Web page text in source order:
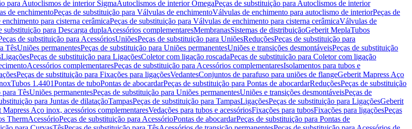
para Autoclismos de interior SigmaAutoclismos de interior OmegaPeças de substituição para Autoclismos de interior
de enchimentoPeças de substituição para Válvulas de enchimentoVálvulas de enchimento para autoclismo de interiorPeças de
para cisterna cerâmicaPeças de substituição para Válvulas de enchimento para cisterna cerâmicaVálvulas de
substituição para Descarga duplaAcessórios complementaresMembranasSistemas de distribuiçãoGeberit MeplaTubos
de substituição para AcessóriosUniõesPeças de substituição para UniõesReduçõesPeças de substituição para
TêsUniões permanentesPeças de substituição para Uniões permanentesUniões e transições desmontáveisPeças de substituição
LigaçõesPeças de substituição para LigaçõesColetor com ligação roscadaPeças de substituição para Coletor com ligação
Acessórios complementaresPeças de substituição para Acessórios complementaresIsolamentos para tubos e
Peças de substituição para Fixações para ligaçõesVedantesConjuntos de parafuso para uniões de flangeGeberit Mapress Aço
Tubos 1.4401Pontas de tuboPontas de abocardarPeças de substituição para Pontas de abocardarReduçõesPeças de substituição
para TêsUniões permanentesPeças de substituição para Uniões permanentesUniões e transições desmontáveisPeças de
para Juntas de dilataçãoTampasPeças de substituição para TampasLigaçõesPeças de substituição para LigaçõesGeberit
Aço inox, acessórios complementaresVedações para tubos e acessóriosFixações para tubosFixações para ligaçõesPeças
ThermAcessórioPeças de substituição para AcessórioPontas de abocardarPeças de substituição para Pontas de